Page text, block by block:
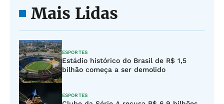
Mais Lidas
ESPORTES
Estádio histórico do Brasil de R$ 1,5
bilhão começa a ser demolido
ESPORTES